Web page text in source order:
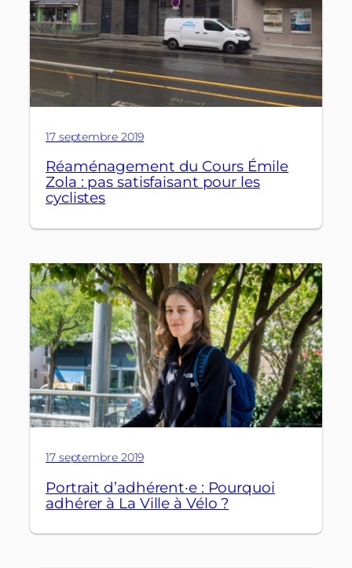
17 septembre 2019
Réaménagement du Cours Émile
Zola : pas satisfaisant pour les
cyclistes
17 septembre 2019
Portrait d’adhérent·e : Pourquoi
adhérer à La Ville à Vélo ?